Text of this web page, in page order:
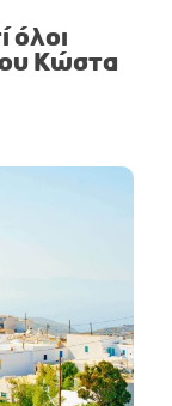
όλοι
Κώστα